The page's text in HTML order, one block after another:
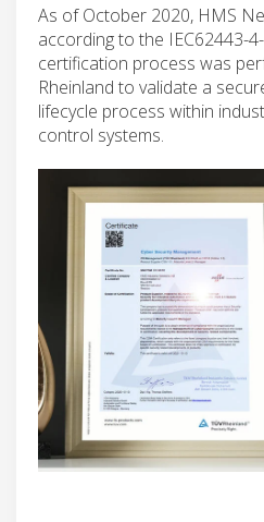
As of October 2020, HMS
according to the IEC62443-
certification process was
Rheinland to validate a
lifecycle process within
control systems.